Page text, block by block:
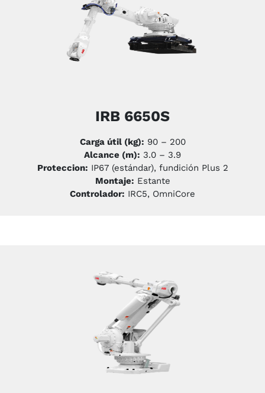
IRB 6650S
Carga útil (kg): 90 – 200
Alcance (m): 3.0 – 3.9
Proteccion: IP67 (estándar), fundición Plus 2
Montaje: Estante
Controlador: IRC5, OmniCore